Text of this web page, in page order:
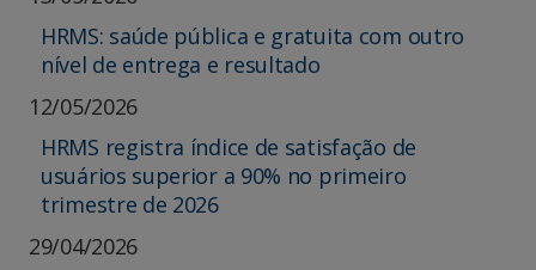
HRMS: saúde pública e gratuita com outro
nível de entrega e resultado
12/05/2026
HRMS registra índice de satisfação de
usuários superior a 90% no primeiro
trimestre de 2026
29/04/2026